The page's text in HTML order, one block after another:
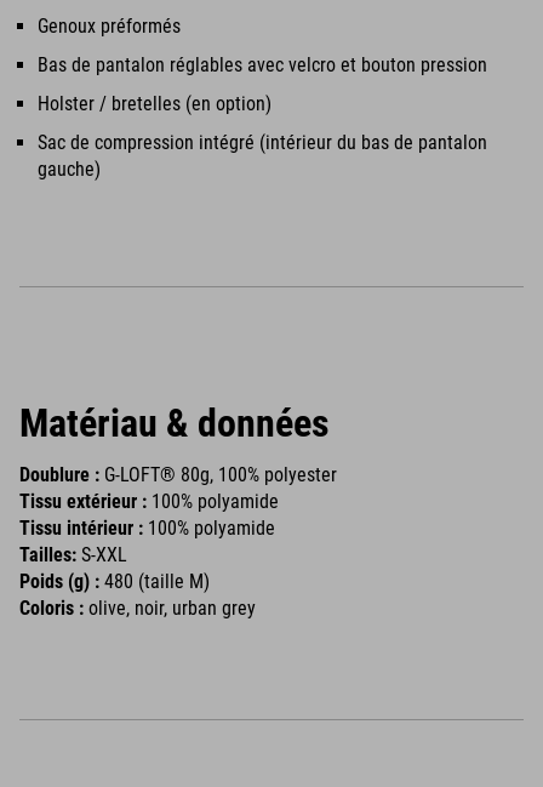
Genoux préformés
Bas de pantalon réglables avec velcro et bouton pression
Holster / bretelles (en option)
Sac de compression intégré (intérieur du bas de pantalon
gauche)
Matériau & données
Doublure : G-LOFT® 80g, 100% polyester
Tissu extérieur : 100% polyamide
Tissu intérieur : 100% polyamide
Tailles: S-XXL
Poids (g) : 480 (taille M)
Coloris : olive, noir, urban grey